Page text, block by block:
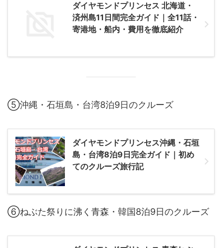
ダイヤモンドプリンセス 北海道・
済州島11日間完全ガイド｜全11話・
寄港地・船内・費用を徹底紹介
⑤沖縄・石垣島・台湾8泊9日のクルーズ
ダイヤモンドプリンセス沖縄・石垣
島・台湾8泊9日完全ガイド｜初め
てのクルーズ旅行記
⑥ねぶた祭りに沸く青森・韓国8泊9日のクルーズ